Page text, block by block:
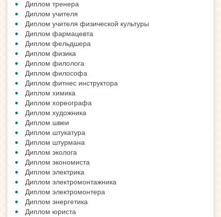
Диплом тренера
Диплом учителя
Диплом учителя физической культуры
Диплом фармацевта
Диплом фельдшера
Диплом физика
Диплом филолога
Диплом философа
Диплом фитнес инструктора
Диплом химика
Диплом хореографа
Диплом художника
Диплом швеи
Диплом штукатура
Диплом штурмана
Диплом эколога
Диплом экономиста
Диплом электрика
Диплом электромонтажника
Диплом электромонтера
Диплом энергетика
Диплом юриста